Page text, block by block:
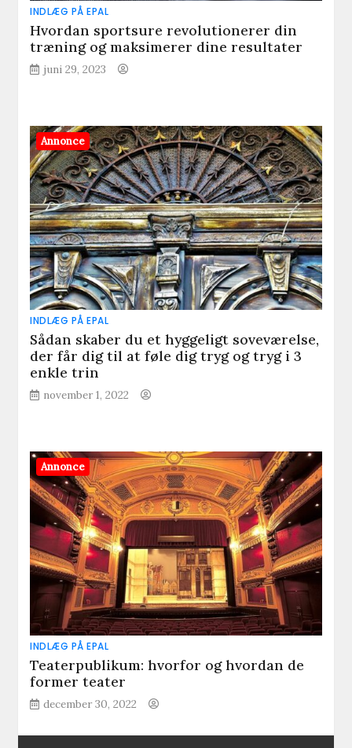
INDLÆG PÅ EPAL
Hvordan sportsure revolutionerer din
træning og maksimerer dine resultater
juni 29, 2023
Annonce
INDLÆG PÅ EPAL
Sådan skaber du et hyggeligt soveværelse,
der får dig til at føle dig tryg og tryg i 3
enkle trin
november 1, 2022
Annonce
INDLÆG PÅ EPAL
Teaterpublikum: hvorfor og hvordan de
former teater
december 30, 2022